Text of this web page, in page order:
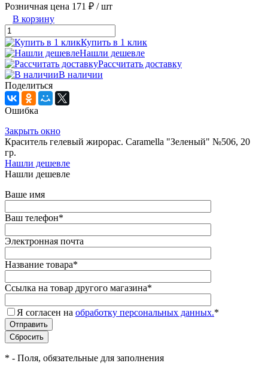
Розничная цена 171 ₽ / шт
В корзину
Купить в 1 клик
Нашли дешевле
Рассчитать доставку
В наличии
Поделиться
Ошибка
Закрыть окно
Краситель гелевый жирорас. Caramella "Зеленый" №506, 20
гр.
Нашли дешевле
Нашли дешевле
Ваше имя
Ваш телефон*
Электронная почта
Название товара*
Ссылка на товар другого магазина*
Я согласен на обработку персональных данных.*
* - Поля, обязательные для заполнения